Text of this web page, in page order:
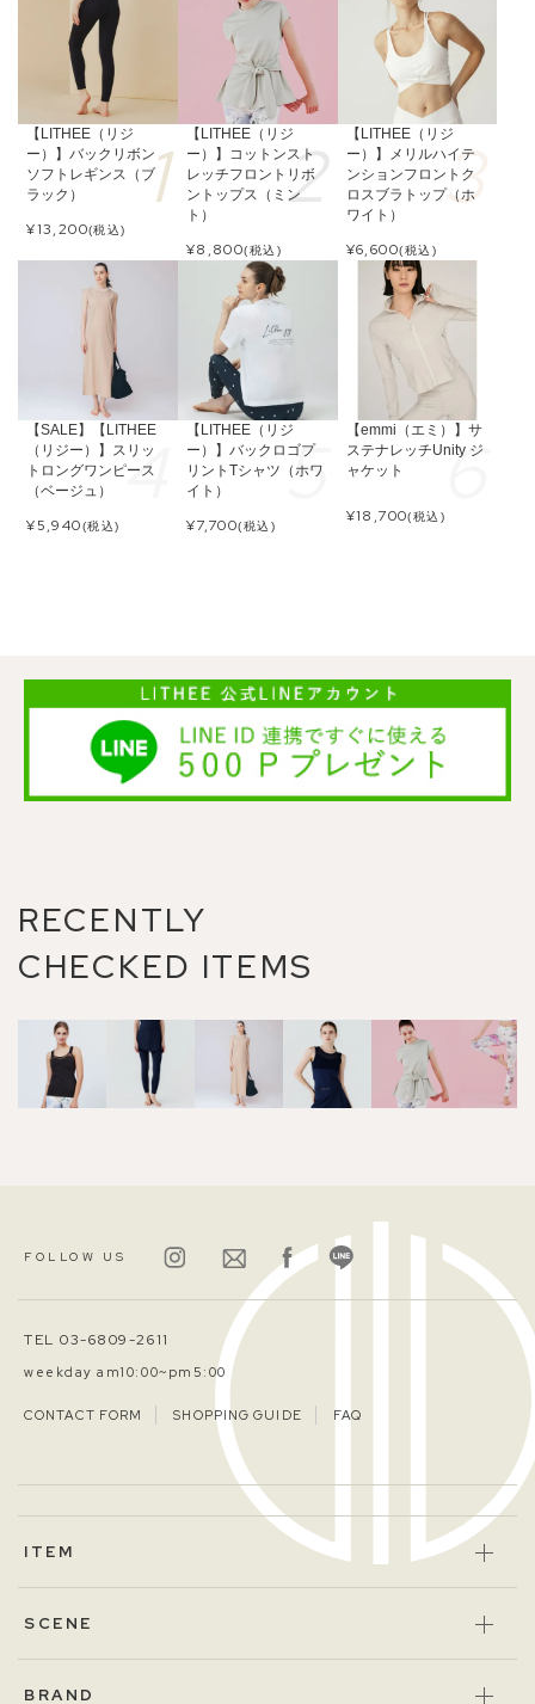
【LITHEE（リジ
ー）】バックリボン
ソフトレギンス（ブ
ラック）
¥13,200(税込)
【LITHEE（リジ
ー）】コットンスト
レッチフロントリボ
ントップス（ミン
ト）
¥8,800(税込)
【LITHEE（リジ
ー）】メリルハイテ
ンションフロントク
ロスブラトップ（ホ
ワイト）
¥6,600(税込)
【SALE】【LITHEE
（リジー）】スリッ
トロングワンピース
（ベージュ）
¥5,940(税込)
【LITHEE（リジ
ー）】バックロゴプ
リントTシャツ（ホワ
イト）
¥7,700(税込)
【emmi（エミ）】サ
ステナレッチUnity ジ
ャケット
¥18,700(税込)
RECENTLY
CHECKED ITEMS
FOLLOW US
TEL 03-6809-2611
weekday am10:00~pm5:00
CONTACT FORM SHOPPING GUIDE FAQ
ITEM
SCENE
BRAND